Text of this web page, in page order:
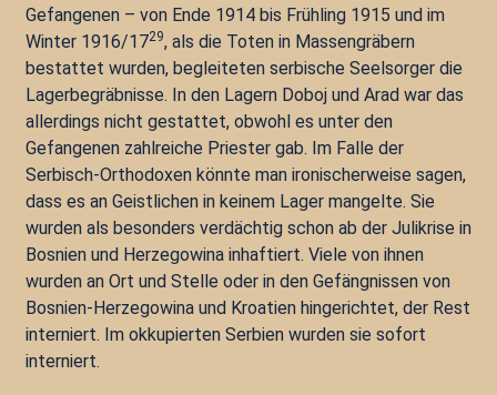
Gefangenen – von Ende 1914 bis Frühling 1915 und im
Winter 1916/1729, als die Toten in Massengräbern
bestattet wurden, begleiteten serbische Seelsorger die
Lagerbegräbnisse. In den Lagern Doboj und Arad war das
allerdings nicht gestattet, obwohl es unter den
Gefangenen zahlreiche Priester gab. Im Falle der
Serbisch-Orthodoxen könnte man ironischerweise sagen,
dass es an Geistlichen in keinem Lager mangelte. Sie
wurden als besonders verdächtig schon ab der Julikrise in
Bosnien und Herzegowina inhaftiert. Viele von ihnen
wurden an Ort und Stelle oder in den Gefängnissen von
Bosnien-Herzegowina und Kroatien hingerichtet, der Rest
interniert. Im okkupierten Serbien wurden sie sofort
interniert.